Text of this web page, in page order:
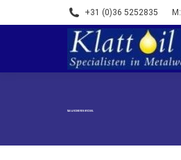
+31 (0)36 5252835 M:
TAG ARCHIEVEN WICISOL